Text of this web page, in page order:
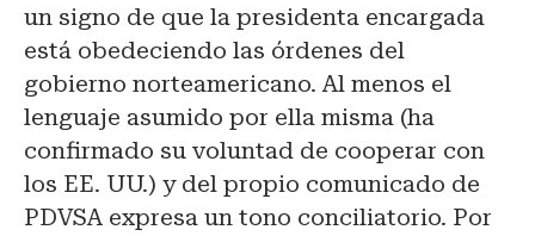
un signo de que la presidenta encargada
está obedeciendo las órdenes del
gobierno norteamericano. Al menos el
lenguaje asumido por ella misma (ha
confirmado su voluntad de cooperar con
los EE. UU.) y del propio comunicado de
PDVSA expresa un tono conciliatorio. Por